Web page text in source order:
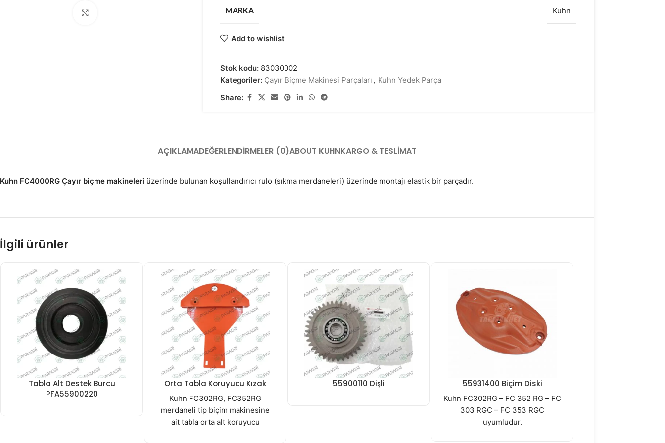
MARKA Kuhn
Add to wishlist
Stok kodu: 83030002
Kategoriler: Çayır Biçme Makinesi Parçaları , Kuhn Yedek Parça
Share:
AÇIKLAMADEĞERLENDIRMELER (0)ABOUT KUHNKARGO & TESLIMAT
Kuhn FC4000RG Çayır biçme makineleri üzerinde bulunan koşullandırıcı rulo (sıkma merdaneleri) üzerinde montajı elastik bir parçadır.
İlgili ürünler
Tabla Alt Destek Burcu
PFA55900220
Orta Tabla Koruyucu Kızak
Kuhn FC302RG, FC352RG
merdaneli tip biçim makinesine
ait tabla orta alt koruyucu
55900110 Dişli 55931400 Biçim Diski
Kuhn FC302RG – FC 352 RG – FC
303 RGC – FC 353 RGC
uyumludur.